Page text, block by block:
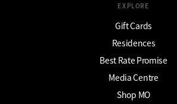
EXPLORE
Gift Cards
Residences
Best Rate Promise
Media Centre
Shop MO